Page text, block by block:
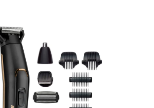
Obchodní podmínky
údajů
Servis a reklamace